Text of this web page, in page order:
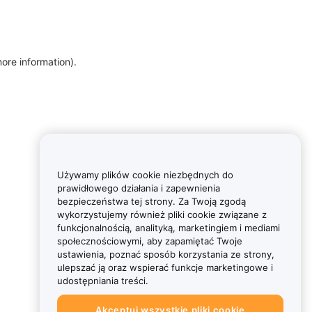
information).
Używamy plików cookie niezbędnych do
prawidłowego działania i zapewnienia
bezpieczeństwa tej strony. Za Twoją zgodą
wykorzystujemy również pliki cookie związane z
funkcjonalnością, analityką, marketingiem i mediami
społecznościowymi, aby zapamiętać Twoje
ustawienia, poznać sposób korzystania ze strony,
ulepszać ją oraz wspierać funkcje marketingowe i
udostępniania treści.